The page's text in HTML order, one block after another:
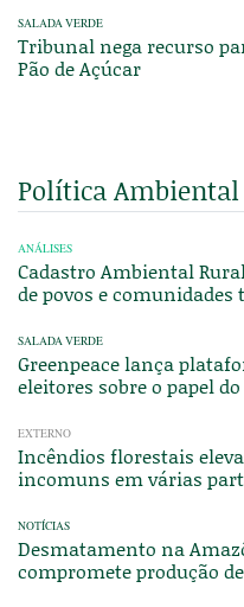
SALADA VERDE
Tribunal nega recurso
Pão de Açúcar
Política Ambiental
ANÁLISES
Cadastro Ambiental
de povos e
SALADA VERDE
Greenpeace lança
eleitores sobre o papel do
EXTERNO
Incêndios florestais
incomuns em várias
NOTÍCIAS
Desmatamento na
compromete produção